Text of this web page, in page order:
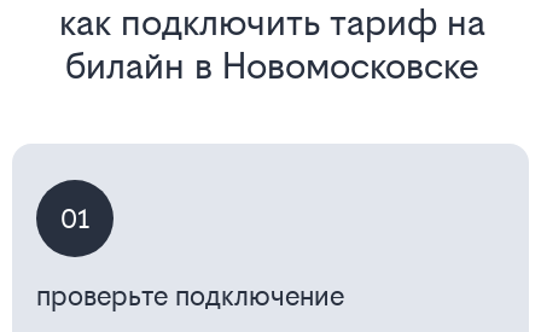
как подключить тариф на
билайн в Новомосковске
01
проверьте подключение